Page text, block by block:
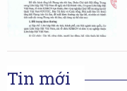
Tin mới